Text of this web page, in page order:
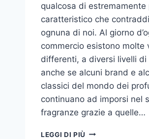
qualcosa di estremamente
caratteristico che
ognuna di noi. Al giorno
commercio esistono molte
differenti, a diversi livelli di
anche se alcuni brand e
classici del mondo dei
continuano ad imporsi nel
fragranze grazie a quelle…
LEGGI DI PIÙ